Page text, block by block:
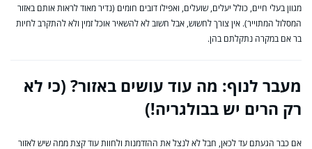
מגוון בעלי חיים, כולל יעלים, שועלים, ואפילו דובים חומים (נדיר מאוד לראות אותם באזור
המסלול המתוייר). אין צורך לחשוש, אבל חשוב לא להשאיר אוכל זמין ולא להתקרב לחיות
בר אם במקרה נתקלתם בהן.
מעבר לנוף: מה עוד עושים באזור? (כי לא
רק הרים יש בבולגריה!)
אם כבר הגעתם עד לכאן, חבל לא לנצל את ההזדמנות ולחוות עוד קצת ממה שיש לאזור